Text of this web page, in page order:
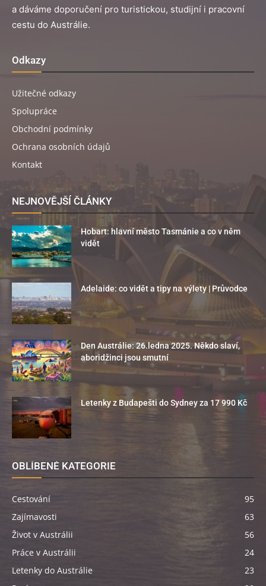
a dáváme doporučení pro turistickou, studijní i pracovní
cestu do Austrálie.
Odkazy
Užitečné odkazy
Spolupráce
Obchodní podmínky
Ochrana osobních údajů
Kontakt
NEJNOVĚJŠÍ ČLÁNKY
Hobart: hlavní město Tasmánie a co v něm
vidět
Adelaide: co vidět a tipy na výlety | Průvodce
Den Austrálie: 26.ledna 2025. Někdo slaví,
aboridžinci jsou smutní
Letenky z Budapešti do Sydney za 17 990 Kč
OBLÍBENÉ KATEGORIE
Cestování
95
Zajímavosti
63
Život v Austrálii
56
Práce v Austrálii
24
Letenky do Austrálie
23